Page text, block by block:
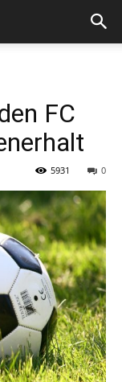
FC
0
5931